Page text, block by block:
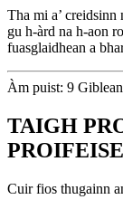
Tha mi a’ creidsinn
gu h-àrd na h-aon
fuasglaidhean a
Àm puist: 9
TAIGH
Cuir fios thugainn